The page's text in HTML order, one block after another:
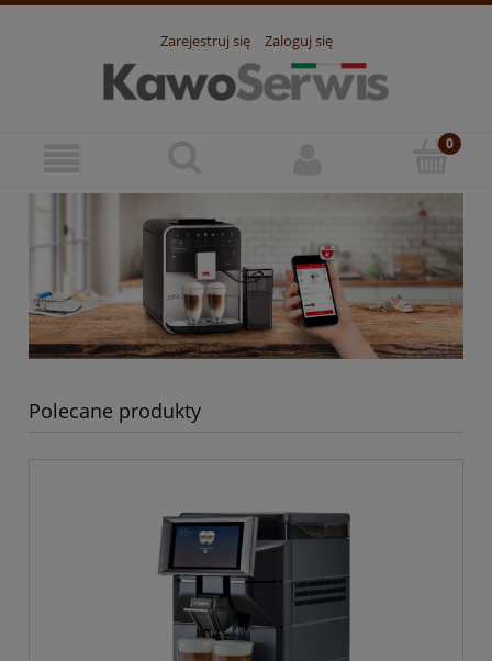
Zarejestruj się Zaloguj się
Polecane produkty